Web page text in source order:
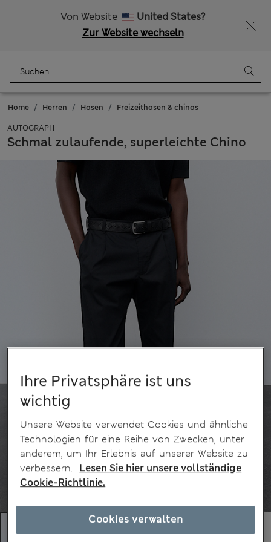
Von Website
United States?
Zur Website wechseln
Tasche
Home Herren Hosen Freizeithosen & chinos
AUTOGRAPH
Schmal zulaufende, superleichte Chino
Ihre Privatsphäre ist uns
wichtig
Unsere Website verwendet Cookies und ähnliche
Technologien für eine Reihe von Zwecken, unter
anderem, um Ihr Erlebnis auf unserer Website zu
verbessern.
Lesen Sie hier unsere vollständige
Cookie-Richtlinie.
Cookies verwalten